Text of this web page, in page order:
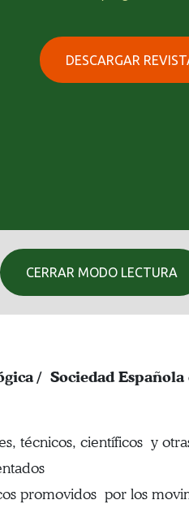
DESCARGAR
CERRAR MODO LECTURA
/ Sociedad Española
técnicos, científicos y
promovidos por los